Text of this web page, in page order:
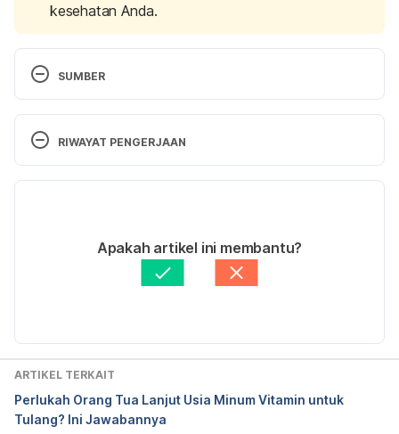
kesehatan Anda.
SUMBER
http://mims.com/Indonesia/Home/GatewaySubscrip
tion/?generic=Clodronic+Acid Accessed February
RIWAYAT PENGERJAAN
Ditulis oleh Novita Joseph
Ditinjau secara medis oleh
dr. Tania Savitri
Diperbarui oleh: Nanda Saputri
Apakah artikel ini membantu?
ARTIKEL TERKAIT
Perlukah Orang Tua Lanjut Usia Minum Vitamin untuk
Tulang? Ini Jawabannya